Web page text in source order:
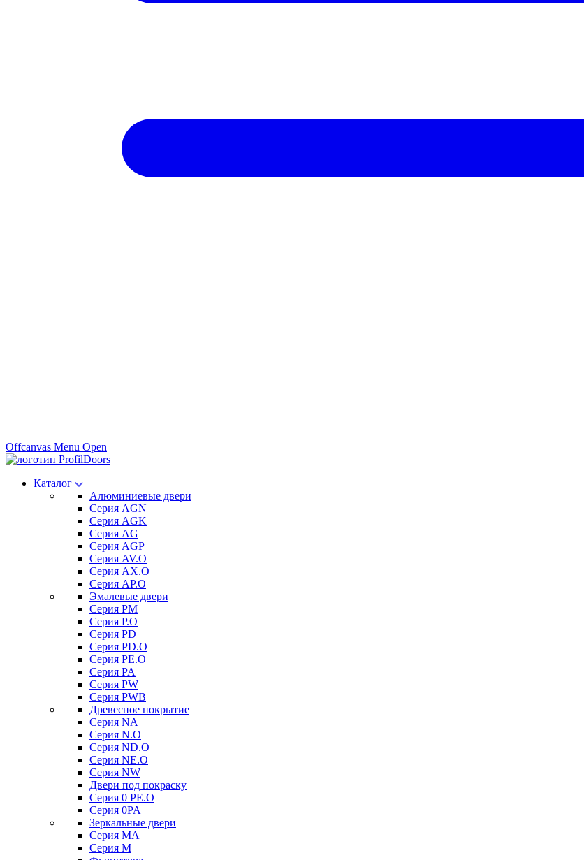
Offcanvas Menu Open
Каталог
Алюминиевые двери
Серия AGN
Серия AGK
Серия AG
Серия AGP
Серия AV.O
Серия AX.O
Серия AP.O
Эмалевые двери
Серия PM
Серия P.O
Серия PD
Серия PD.O
Серия PE.O
Серия PA
Серия PW
Серия PWB
Древесное покрытие
Серия NA
Серия N.O
Серия ND.O
Серия NE.O
Серия NW
Двери под покраску
Серия 0 PE.O
Серия 0PA
Зеркальные двери
Серия MA
Серия M